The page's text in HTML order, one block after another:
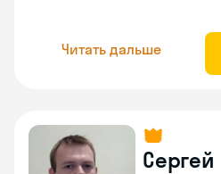
Читать дальше
Сергей